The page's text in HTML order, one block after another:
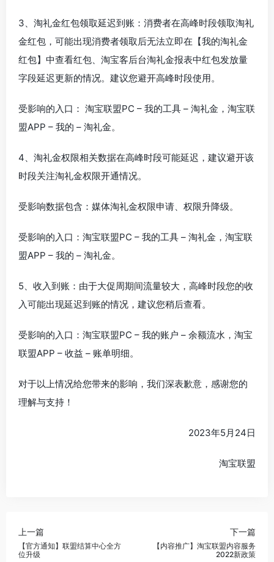
3、淘礼金红包领取延迟到账：消费者在高峰时段领取淘礼
金红包，可能出现消费者领取后无法立即在【我的淘礼金
红包】中查看红包、淘宝客后台淘礼金报表中红包发放量
字段延迟更新的情况。建议您避开高峰时段使用。
受影响的入口： 淘宝联盟PC – 我的工具 – 淘礼金，淘宝联
盟APP – 我的 – 淘礼金。
4、淘礼金权限相关数据在高峰时段可能延迟，建议避开该
时段关注淘礼金权限开通情况。
受影响数据包含：媒体淘礼金权限申请、权限升降级。
受影响的入口：淘宝联盟PC – 我的工具 – 淘礼金，淘宝联
盟APP – 我的 – 淘礼金。
5、收入到账：由于大促周期间流量较大，高峰时段您的收
入可能出现延迟到账的情况，建议您稍后查看。
受影响的入口：淘宝联盟PC – 我的账户 – 余额流水，淘宝
联盟APP – 收益 – 账单明细。
对于以上情况给您带来的影响，我们深表歉意，感谢您的
理解与支持！
2023年5月24日
淘宝联盟
上一篇
【官方通知】联盟结算中心全方
位升级
下一篇
【内容推广】淘宝联盟内容服务
2022新政策